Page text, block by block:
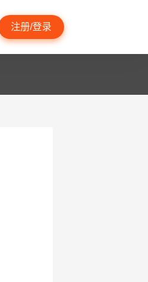
注册/登录